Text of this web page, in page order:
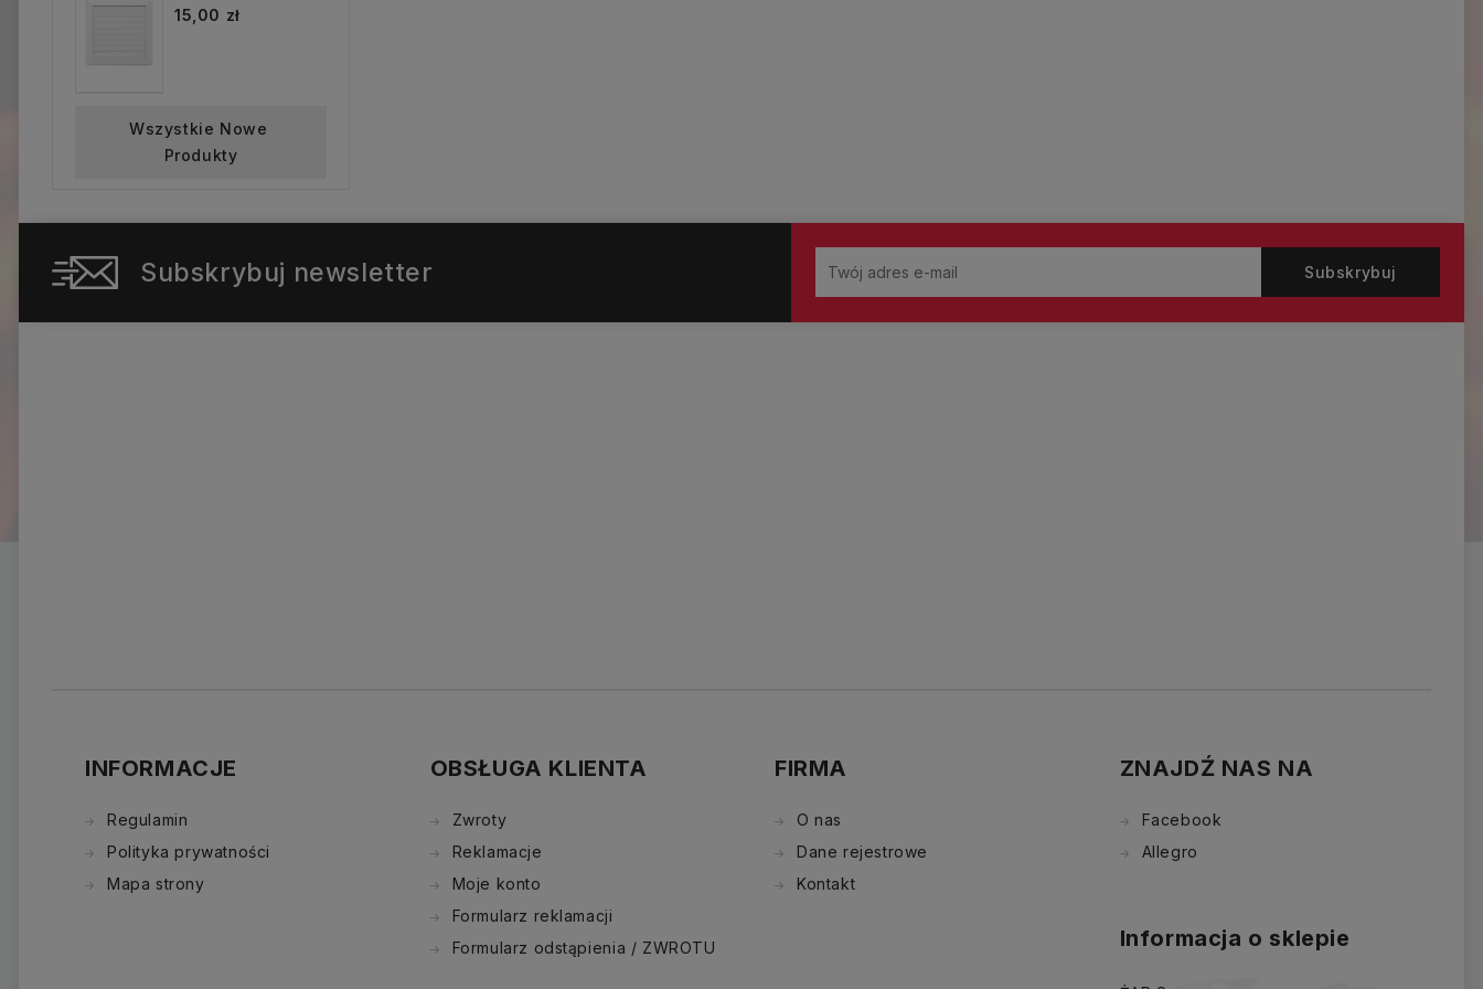
15,00 zł
Wszystkie Nowe
Produkty
Subskrybuj newsletter
INFORMACJE
Regulamin
Polityka prywatności
Mapa strony
OBSŁUGA KLIENTA
Zwroty
Reklamacje
Moje konto
Formularz reklamacji
Formularz odstąpienia / ZWROTU
FIRMA
O nas
Dane rejestrowe
Kontakt
ZNAJDŹ NAS NA
Facebook
Allegro
Informacja o sklepie